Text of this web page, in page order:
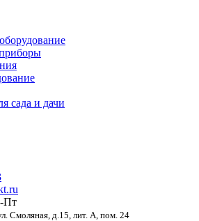
сада и дачи
Пт
Смоляная, д.15, лит. А, пом. 24